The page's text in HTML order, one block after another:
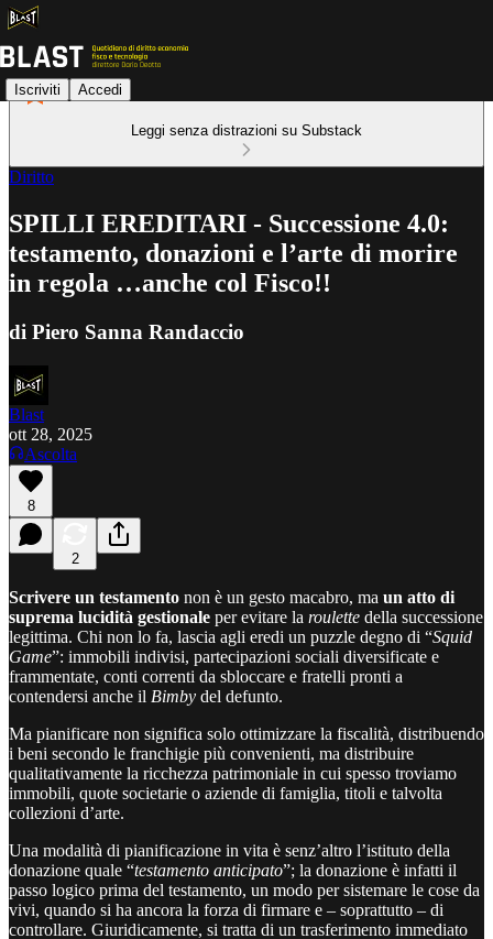
Iscriviti Accedi
Leggi senza distrazioni su Substack
Diritto
SPILLI EREDITARI - Successione 4.0:
testamento, donazioni e l’arte di morire
in regola …anche col Fisco!!
di Piero Sanna Randaccio
Blast
ott 28, 2025
Ascolta
8
2
Scrivere un testamento non è un gesto macabro, ma un atto di
suprema lucidità gestionale per evitare la roulette della successione
legittima. Chi non lo fa, lascia agli eredi un puzzle degno di “Squid
Game”: immobili indivisi, partecipazioni sociali diversificate e
frammentate, conti correnti da sbloccare e fratelli pronti a
contendersi anche il Bimby del defunto.
Ma pianificare non significa solo ottimizzare la fiscalità, distribuendo
i beni secondo le franchigie più convenienti, ma distribuire
qualitativamente la ricchezza patrimoniale in cui spesso troviamo
immobili, quote societarie o aziende di famiglia, titoli e talvolta
collezioni d’arte.
Una modalità di pianificazione in vita è senz’altro l’istituto della
donazione quale “testamento anticipato”; la donazione è infatti il
passo logico prima del testamento, un modo per sistemare le cose da
vivi, quando si ha ancora la forza di firmare e – soprattutto – di
controllare. Giuridicamente, si tratta di un trasferimento immediato